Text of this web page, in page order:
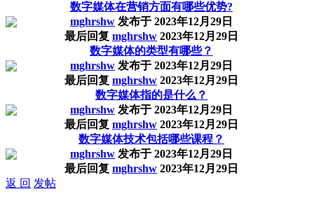
数字媒体在营销方面有哪些优势?
mghrshw 发布于 2023年12月29日
最后回复 mghrshw 2023年12月29日
数字媒体的类型有哪些？
mghrshw 发布于 2023年12月29日
最后回复 mghrshw 2023年12月29日
数字媒体指的是什么？
mghrshw 发布于 2023年12月29日
最后回复 mghrshw 2023年12月29日
数字媒体技术包括哪些课程？
mghrshw 发布于 2023年12月29日
最后回复 mghrshw 2023年12月29日
返 回 发帖